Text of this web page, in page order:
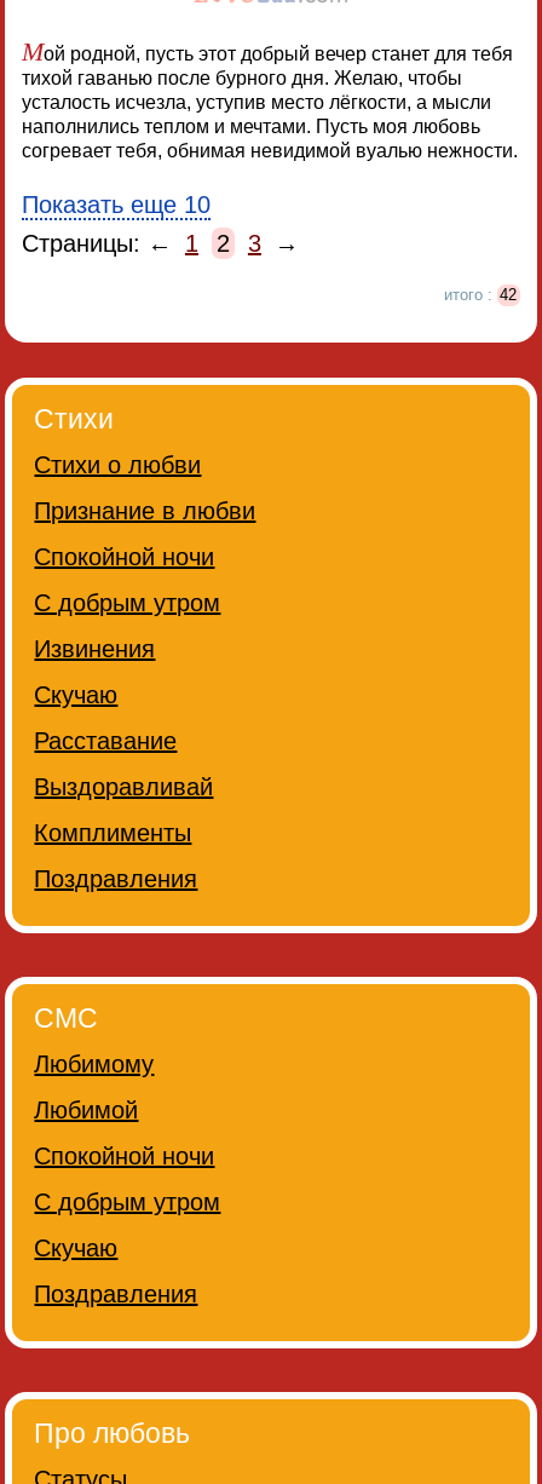
Мой родной, пусть этот добрый вечер станет для тебя
тихой гаванью после бурного дня. Желаю, чтобы
усталость исчезла, уступив место лёгкости, а мысли
наполнились теплом и мечтами. Пусть моя любовь
согревает тебя, обнимая невидимой вуалью нежности.
Показать еще 10
Страницы: ←
1 2 3 →
итого : 42
Стихи
Стихи о любви
Признание в любви
Спокойной ночи
С добрым утром
Извинения
Скучаю
Расставание
Выздоравливай
Комплименты
Поздравления
СМС
Любимому
Любимой
Спокойной ночи
С добрым утром
Скучаю
Поздравления
Про любовь